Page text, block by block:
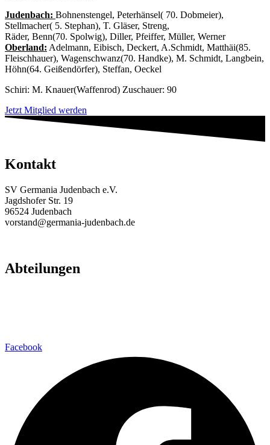
Judenbach: Bohnenstengel, Peterhänsel( 70. Dobmeier),
Stellmacher( 5. Stephan), T. Gläser, Streng,
Räder, Benn(70. Spolwig), Diller, Pfeiffer, Müller, Werner
Oberland: Adelmann, Eibisch, Deckert, A.Schmidt, Matthäi(85.
Fleischhauer), Wagenschwanz(70. Handke), M. Schmidt, Langbein,
Höhn(64. Geißendörfer), Steffan, Oeckel
Schiri: M. Knauer(Waffenrod) Zuschauer: 90
Jetzt Mitglied werden
Kontakt
SV Germania Judenbach e.V.
Jagdshofer Str. 19
96524 Judenbach
vorstand@germania-judenbach.de
Abteilungen
Facebook